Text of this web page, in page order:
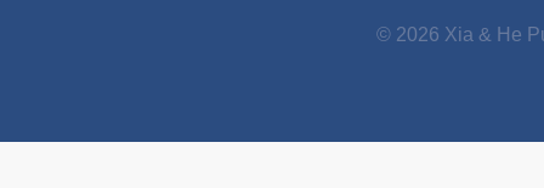
© 2026 Xia & He